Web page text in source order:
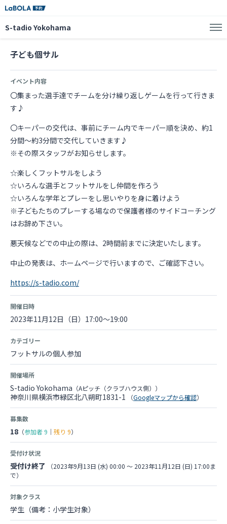
S-tadio Yokohama
子ども個サル
イベント内容
〇集まった選手達でチームを分け繰り返しゲームを行って行きま
す♪
〇キーパーの交代は、事前にチーム内でキーパー順を決め、約1
分間～約3分間で交代していきます♪
※その際スタッフがお知らせします。
☆楽しくフットサルをしよう
☆いろんな選手とフットサルをし仲間を作ろう
☆いろんな学年とプレーをし思いやりを身に着けよう
※子どもたちのプレーする場なので保護者様のサイドコーチング
はお辞め下さい。
悪天候などでの中止の際は、2時間前までに決定いたします。
中止の発表は、ホームページで行いますので、ご確認下さい。
https://s-tadio.com/
開催日時
2023年11月12日（日）17:00～19:00
カテゴリー
フットサルの個人参加
開催場所
S-tadio Yokohama （Aピッチ（クラブハウス側））
神奈川県横浜市緑区北八朔町1831-1 （Googleマップから確認）
募集数
18 （参加者9 ｜ 残り 9）
受付け状況
受付け終了
（2023年9月13日 (水) 00:00 〜 2023年11月12日 (日) 17:00ま
で）
対象クラス
学生（備考：小学生対象）